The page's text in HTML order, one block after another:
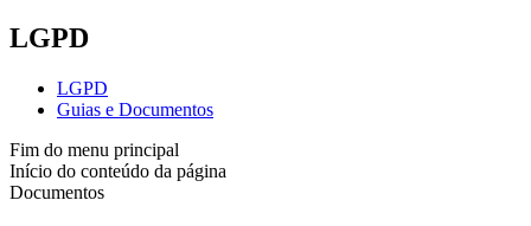
LGPD
LGPD
Guias e Documentos
Fim do menu principal
Início do conteúdo da página
Documentos